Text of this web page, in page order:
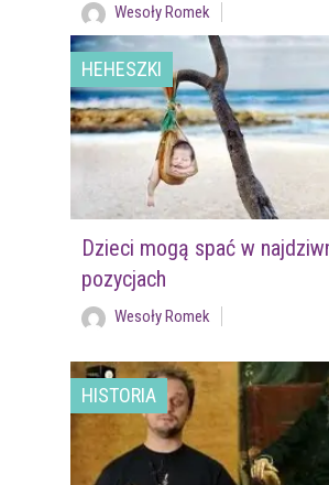
Wesoły Romek
HEHESZKI
Dzieci mogą spać w
pozycjach
Wesoły Romek
HISTORIA